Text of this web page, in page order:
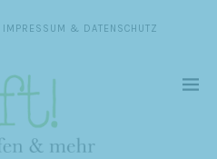
IMPRESSUM & DATENSCHUTZ